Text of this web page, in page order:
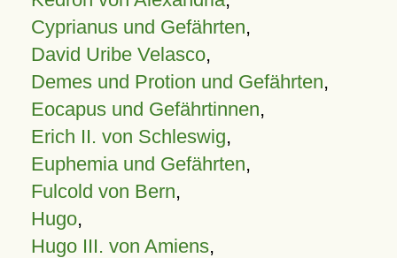
Cyprianus und Gefährten,
David Uribe Velasco,
Demes und Protion und Gefährten,
Eocapus und Gefährtinnen,
Erich II. von Schleswig,
Euphemia und Gefährten,
Fulcold von Bern,
Hugo,
Hugo III. von Amiens,